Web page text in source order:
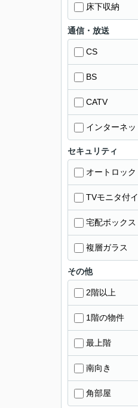
床下収納
通信・放送
CS
BS
CATV
インターネ
セキュリティ
オートロック
TVモニタ付
宅配ボックス
複層ガラス
その他
2階以上
1階の物件
最上階
南向き
角部屋